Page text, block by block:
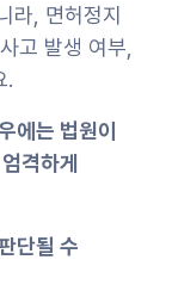
라, 면허정지
고 발생 여부,
.
에는 법원이
격하게
단될 수